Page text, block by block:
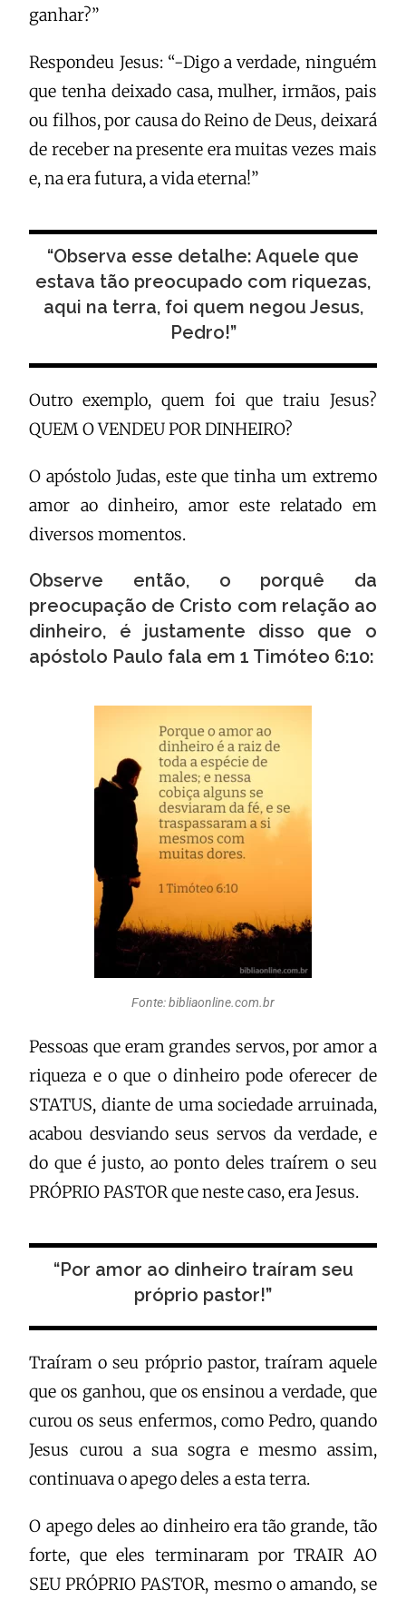
ganhar?”
Respondeu Jesus: “-Digo a verdade, ninguém
que tenha deixado casa, mulher, irmãos, pais
ou filhos, por causa do Reino de Deus, deixará
de receber na presente era muitas vezes mais
e, na era futura, a vida eterna!”
“Observa esse detalhe: Aquele que
estava tão preocupado com riquezas,
aqui na terra, foi quem negou Jesus,
Pedro!”
Outro exemplo, quem foi que traiu Jesus?
QUEM O VENDEU POR DINHEIRO?
O apóstolo Judas, este que tinha um extremo
amor ao dinheiro, amor este relatado em
diversos momentos.
Observe então, o porquê da
preocupação de Cristo com relação ao
dinheiro, é justamente disso que o
apóstolo Paulo fala em 1 Timóteo 6:10:
Fonte: bibliaonline.com.br
Pessoas que eram grandes servos, por amor a
riqueza e o que o dinheiro pode oferecer de
STATUS, diante de uma sociedade arruinada,
acabou desviando seus servos da verdade, e
do que é justo, ao ponto deles traírem o seu
PRÓPRIO PASTOR que neste caso, era Jesus.
“Por amor ao dinheiro traíram seu
próprio pastor!”
Traíram o seu próprio pastor, traíram aquele
que os ganhou, que os ensinou a verdade, que
curou os seus enfermos, como Pedro, quando
Jesus curou a sua sogra e mesmo assim,
continuava o apego deles a esta terra.
O apego deles ao dinheiro era tão grande, tão
forte, que eles terminaram por TRAIR AO
SEU PRÓPRIO PASTOR, mesmo o amando, se